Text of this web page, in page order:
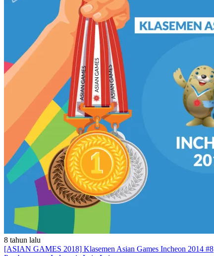
8 tahun lalu
[ASIAN GAMES 2018] Klasemen Asian Games Incheon 2014 #8